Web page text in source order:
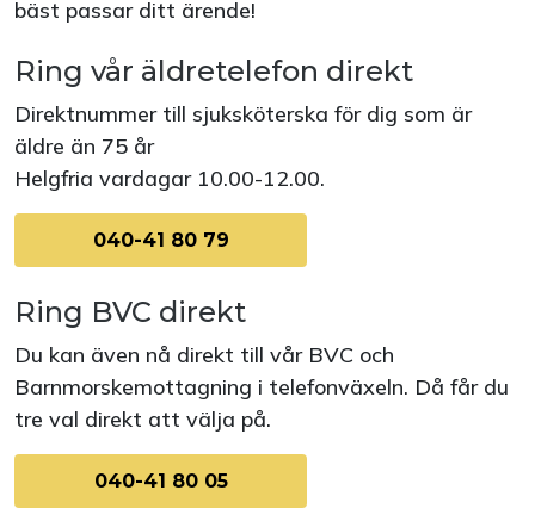
bäst passar ditt ärende!
Ring vår äldretelefon direkt
Direktnummer till sjuksköterska för dig som är
äldre än 75 år
Helgfria vardagar 10.00-12.00.
040-41 80 79
Ring BVC direkt
Du kan även nå direkt till vår BVC och
Barnmorskemottagning i telefonväxeln. Då får du
tre val direkt att välja på.
040-41 80 05